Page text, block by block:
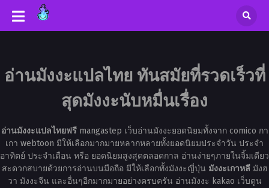
อ่านมังงะแปลไทย ทันสมัยที่รวดเร็วที่
สุดมังงะนับหมื่นเรื่อง
อ่านมังงะแปลไทยฟรีmangastep เว็บอ่านมังงะยอดนิยมทั้งจาก comico กา
เกา webtoon มีให้เลือกมากมายหลากหลายทั้งยอดนิยมประจำวัน ประจำ
อาทิตย์ ประจำเดือน หรือ ยอดนิยมสูงสุดตลอดกาล อ่านง่ายๆภายในจิ้มเดียว
สะดวกสบายด้วยการอ่านบนมือถือ มีให้เลือกทั้งมังงะญี่ปุ่น มังงะเกาหลีมังฮ
วา มังงะจีน และอื่นๆอีกมากมายอย่างครบครัน อ่านมังงะ kakao เว็บตูน